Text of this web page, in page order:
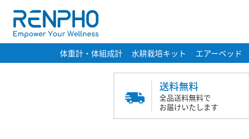
体重計・体組成計 水耕栽培キット エアーベッド
送料無料
全品送料無料で
お届けいたします